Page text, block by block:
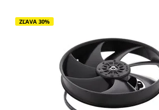
ZĽAVA 30%